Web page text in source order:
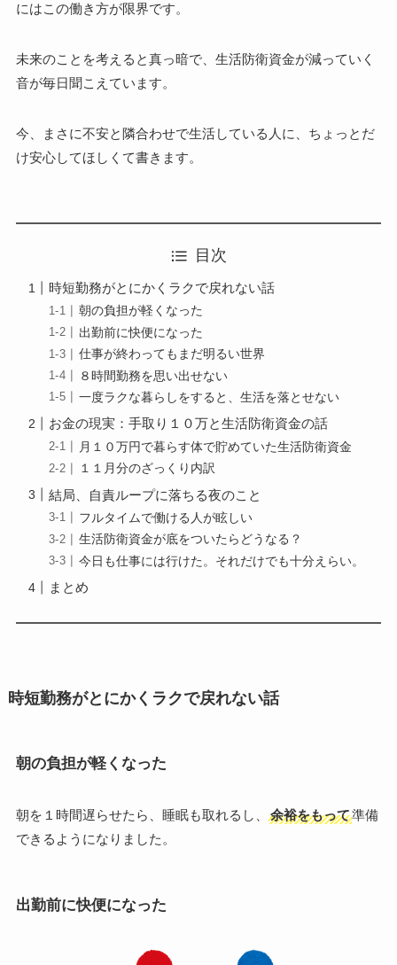
にはこの働き方が限界です。
未来のことを考えると真っ暗で、生活防衛資金が減っていく
音が毎日聞こえています。
今、まさに不安と隣合わせで生活している人に、ちょっとだ
け安心してほしくて書きます。
目次
時短勤務がとにかくラクで戻れない話
朝の負担が軽くなった
出勤前に快便になった
仕事が終わってもまだ明るい世界
８時間勤務を思い出せない
一度ラクな暮らしをすると、生活を落とせない
お金の現実：手取り１０万と生活防衛資金の話
月１０万円で暮らす体で貯めていた生活防衛資金
１１月分のざっくり内訳
結局、自責ループに落ちる夜のこと
フルタイムで働ける人が眩しい
生活防衛資金が底をついたらどうなる？
今日も仕事には行けた。それだけでも十分えらい。
まとめ
時短勤務がとにかくラクで戻れない話
朝の負担が軽くなった
朝を１時間遅らせたら、睡眠も取れるし、 余裕をもって準備
できるようになりました。
出勤前に快便になった